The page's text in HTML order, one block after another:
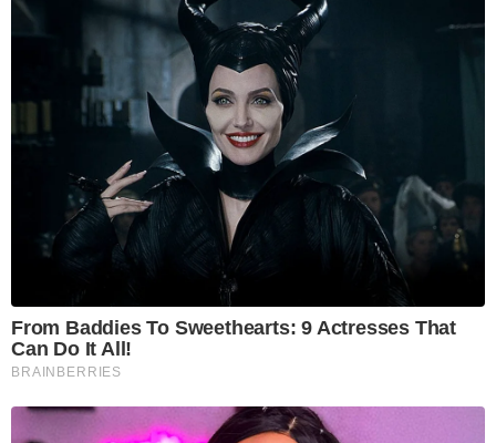
From Baddies To Sweethearts: 9 Actresses That
Can Do It All!
BRAINBERRIES